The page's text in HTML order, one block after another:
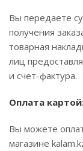
Вы передаете
получения
товарная
лиц
и счет-фактура.
Оплата
Вы можете
магазине